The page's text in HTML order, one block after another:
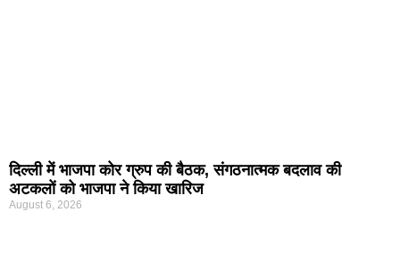
दिल्ली में भाजपा कोर ग्रुप की बैठक, संगठनात्मक बदलाव की
अटकलों को भाजपा ने किया खारिज
August 6, 2026